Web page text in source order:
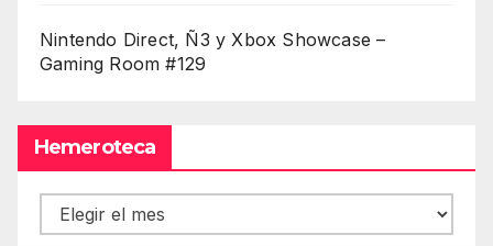
Nintendo Direct, Ñ3 y Xbox Showcase –
Gaming Room #129
Hemeroteca
Hemeroteca